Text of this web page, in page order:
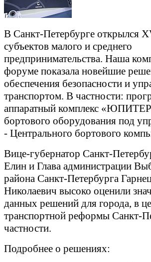
В Санкт-Петербурге открылся
субъектов малого и среднего
предпринимательства. Наша
форуме показала новейшие
обеспечения безопасности и
транспортом. В частности:
аппаратный комплекс
бортового оборудования под
- Центрального бортового
Вице-губернатор Санкт-
Елин и Глава администрации
района Санкт-Петербурга
Николаевич высоко оценили
данных решений для города, в
транспортной реформы Санкт-
частности.
Подробнее о решениях: